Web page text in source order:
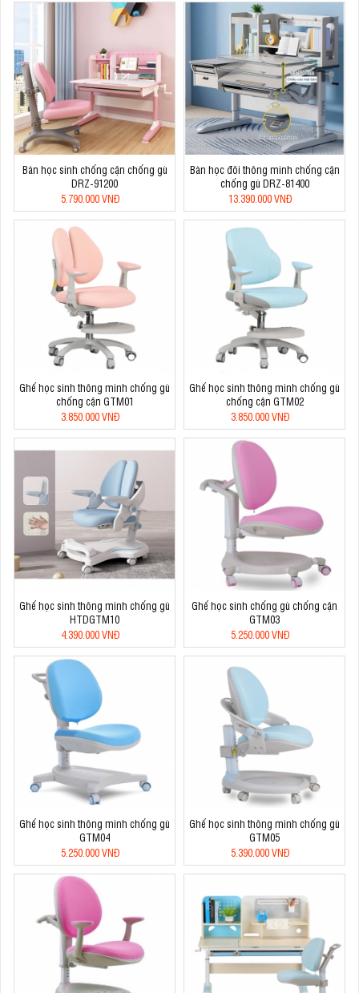
Bàn học sinh chống cận chống gù
DRZ-91200
5.790.000 VNĐ
Bàn học đôi thông minh chống cận
chống gù DRZ-81400
13.390.000 VNĐ
Ghế học sinh thông minh chống gù
chống cận GTM01
3.850.000 VNĐ
Ghế học sinh thông minh chống gù
chống cận GTM02
3.850.000 VNĐ
Ghế học sinh thông minh chống gù
HTDGTM10
4.390.000 VNĐ
Ghế học sinh chống gù chống cận
GTM03
5.250.000 VNĐ
Ghế học sinh thông minh chống gù
GTM04
5.250.000 VNĐ
Ghế học sinh thông minh chống gù
GTM05
5.390.000 VNĐ